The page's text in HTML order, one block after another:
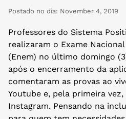
Postado no dia: November 4, 2019
Professores do Sistema
realizaram o Exame
(Enem) no último domingo
após o encerramento da
comentaram as provas ao
Youtube e, pela primeira
Instagram. Pensando na